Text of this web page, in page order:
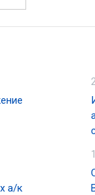
а/к